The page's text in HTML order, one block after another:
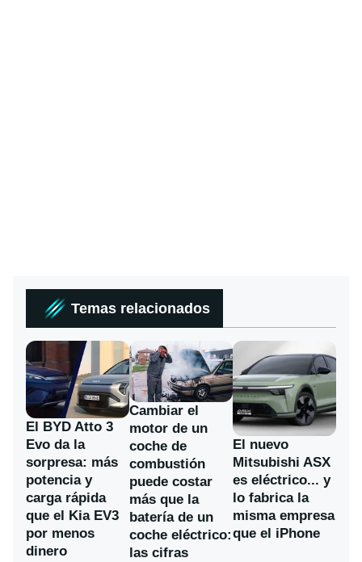
Temas relacionados
El BYD Atto 3
Evo da la
sorpresa: más
potencia y
carga rápida
que el Kia EV3
por menos
dinero
Cambiar el
motor de un
coche de
combustión
puede costar
más que la
batería de un
coche eléctrico:
las cifras
El nuevo
Mitsubishi ASX
es eléctrico... y
lo fabrica la
misma empresa
que el iPhone